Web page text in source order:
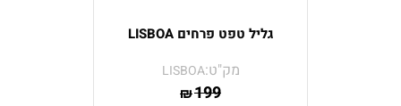
גליל טפט פרחים LISBOA
מק"ט:LISBOA
₪199